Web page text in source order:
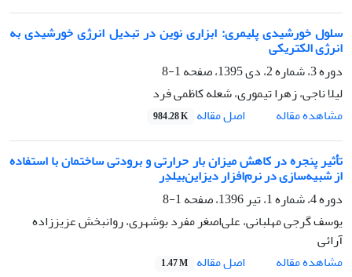
سلول خورشیدی پلیمری: ابزاری نوین در تبدیل انرژی خورشیدی به
انرژی الکتریکی
دوره 3، شماره 2، دی 1395، صفحه
1-8
لیلا ناجی، زهرا تیموری، شعله کاظمی فرد
مشاهده مقاله
اصل مقاله 984.28 K
تأثیر پنجره‌ در کاهش میزان بار حرارتی و برودتی ساختمان با استفاده
از شبیه‌سازی در نرم‌افزار دیزاین‌بیلدِر
دوره 4، شماره 1، تیر 1396، صفحه
1-8
یوسف گرجی مهلبانی، علی‌اصغر مفرد بوشهری، روانبخش عزیززاده
آرائی
مشاهده مقاله
اصل مقاله 1.47 M